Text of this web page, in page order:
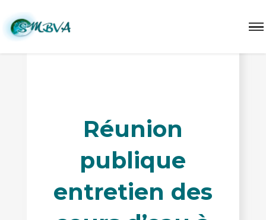
Réunion
publique
entretien des